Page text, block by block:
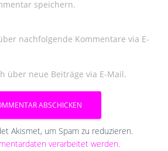
speichern.
nachfolgende Kommentare via E-
über neue Beiträge via E-Mail.
Akismet, um Spam zu reduzieren.
verarbeitet werden.